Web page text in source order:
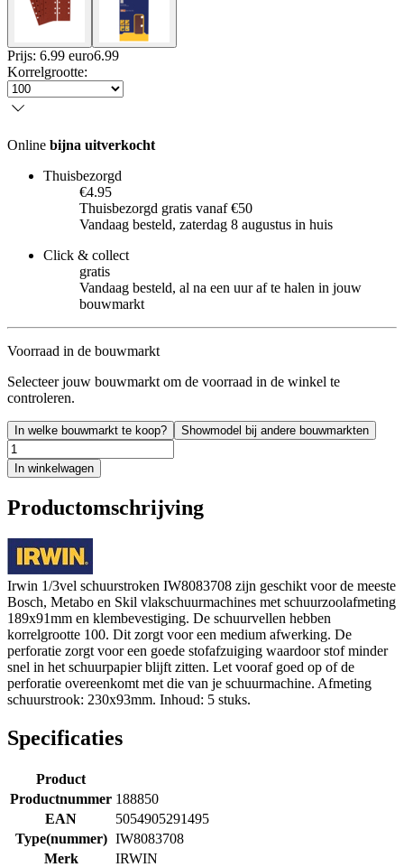
Prijs: 6.99 euro6.99
Korrelgrootte:
Online bijna uitverkocht
Thuisbezorgd
€4.95
Thuisbezorgd gratis vanaf €50
Vandaag besteld, zaterdag 8 augustus in huis
Click & collect
gratis
Vandaag besteld, al na een uur af te halen in jouw
bouwmarkt
Voorraad in de bouwmarkt
Selecteer jouw bouwmarkt om de voorraad in de winkel te
controleren.
In welke bouwmarkt te koop? Showmodel bij andere bouwmarkten
In winkelwagen
Productomschrijving
Irwin 1/3vel schuurstroken IW8083708 zijn geschikt voor de meeste
Bosch, Metabo en Skil vlakschuurmachines met schuurzoolafmeting
189x91mm en klembevestiging. De schuurvellen hebben
korrelgrootte 100. Dit zorgt voor een medium afwerking. De
perforatie zorgt voor een goede stofafzuiging waardoor stof minder
snel in het schuurpapier blijft zitten. Let vooraf goed op of de
perforatie overeenkomt met die van je schuurmachine. Afmeting
schuurstrook: 230x93mm. Inhoud: 5 stuks.
Specificaties
Product
Productnummer 188850
EAN
5054905291495
Type(nummer) IW8083708
Merk
IRWIN